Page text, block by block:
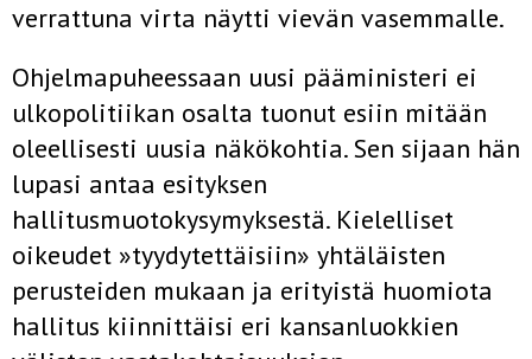
verrattuna virta näytti vievän vasemmalle.
Ohjelmapuheessaan uusi pääministeri ei
ulkopolitiikan osalta tuonut esiin mitään
oleellisesti uusia näkökohtia. Sen sijaan hän
lupasi antaa esityksen
hallitusmuotokysymyksestä. Kielelliset
oikeudet »tyydytettäisiin» yhtäläisten
perusteiden mukaan ja erityistä huomiota
hallitus kiinnittäisi eri kansanluokkien